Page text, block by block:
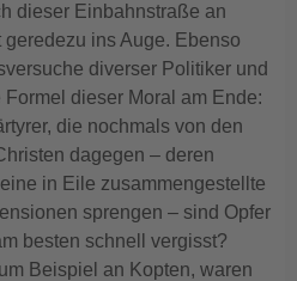
dieser Einbahnstraße an
ins Auge. Ebenso
diverser Politiker und
dieser Moral am Ende:
die nochmals von den
dagegen – deren
in Eile zusammengestellte
sprengen – sind Opfer
besten schnell vergisst?
Beispiel an Kopten, waren